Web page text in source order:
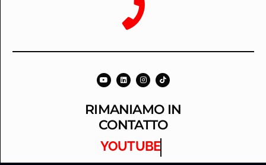
RIMANIAMO IN
CONTATTO
YOUTUBE